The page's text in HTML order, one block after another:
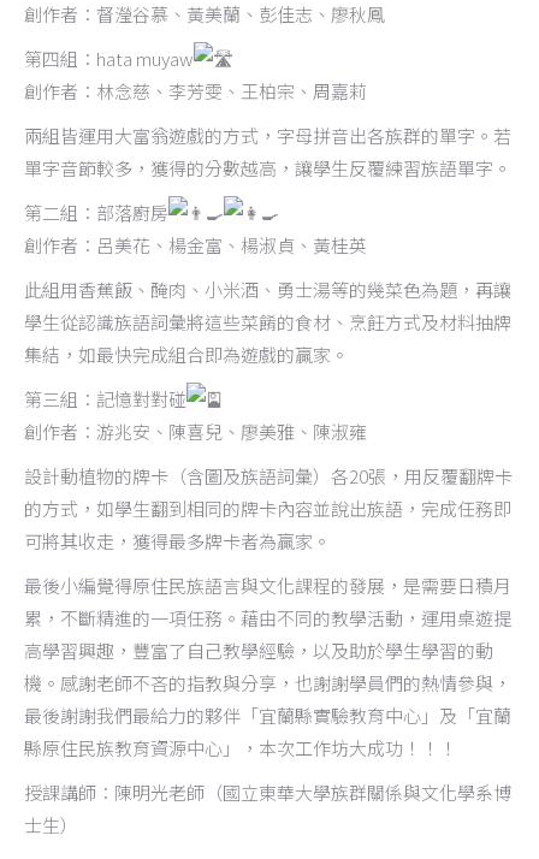
創作者：督瀅谷慕、黃美蘭、彭佳志、廖秋鳳
第四組：hata muyaw
創作者：林念慈、李芳雯、王柏宗、周嘉莉
兩組皆運用大富翁遊戲的方式，字母拼音出各族群的單字。若
單字音節較多，獲得的分數越高，讓學生反覆練習族語單字。
第二組：部落廚房
創作者：呂美花、楊金富、楊淑貞、黃桂英
此組用香蕉飯、醃肉、小米酒、勇士湯等的幾菜色為題，再讓
學生從認識族語詞彙將這些菜餚的食材、烹飪方式及材料抽牌
集結，如最快完成組合即為遊戲的贏家。
第三組：記憶對對碰
創作者：游兆安、陳喜兒、廖美雅、陳淑雍
設計動植物的牌卡（含圖及族語詞彙）各20張，用反覆翻牌卡
的方式，如學生翻到相同的牌卡內容並說出族語，完成任務即
可將其收走，獲得最多牌卡者為贏家。
最後小編覺得原住民族語言與文化課程的發展，是需要日積月
累，不斷精進的一項任務。藉由不同的教學活動，運用桌遊提
高學習興趣，豐富了自己教學經驗，以及助於學生學習的動
機。感謝老師不吝的指教與分享，也謝謝學員們的熱情參與，
最後謝謝我們最給力的夥伴「宜蘭縣實驗教育中心」及「宜蘭
縣原住民族教育資源中心」，本次工作坊大成功！！！
授課講師：陳明光老師（國立東華大學族群關係與文化學系博
士生）